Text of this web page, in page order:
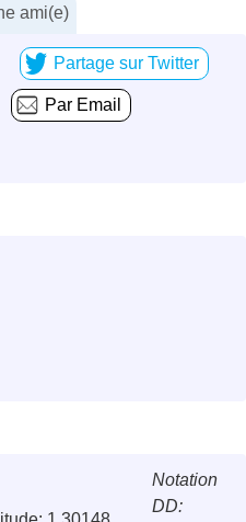
ami(e)
Partage sur Twitter
Par Email
Notation
DD: